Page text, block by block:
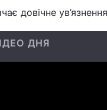
довічне
ДНЯ